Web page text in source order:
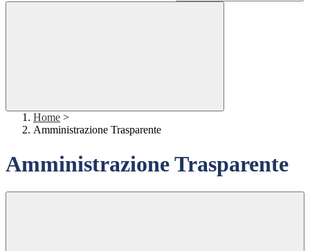
Home >
Amministrazione Trasparente
Amministrazione Trasparente